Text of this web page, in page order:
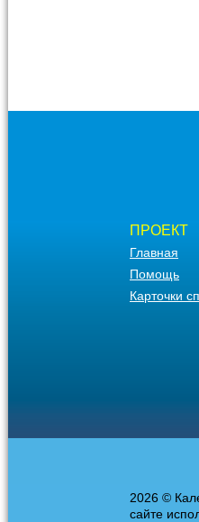
ПРОЕКТ
Главная
Помощь
Карточки
2026 ©
сайте